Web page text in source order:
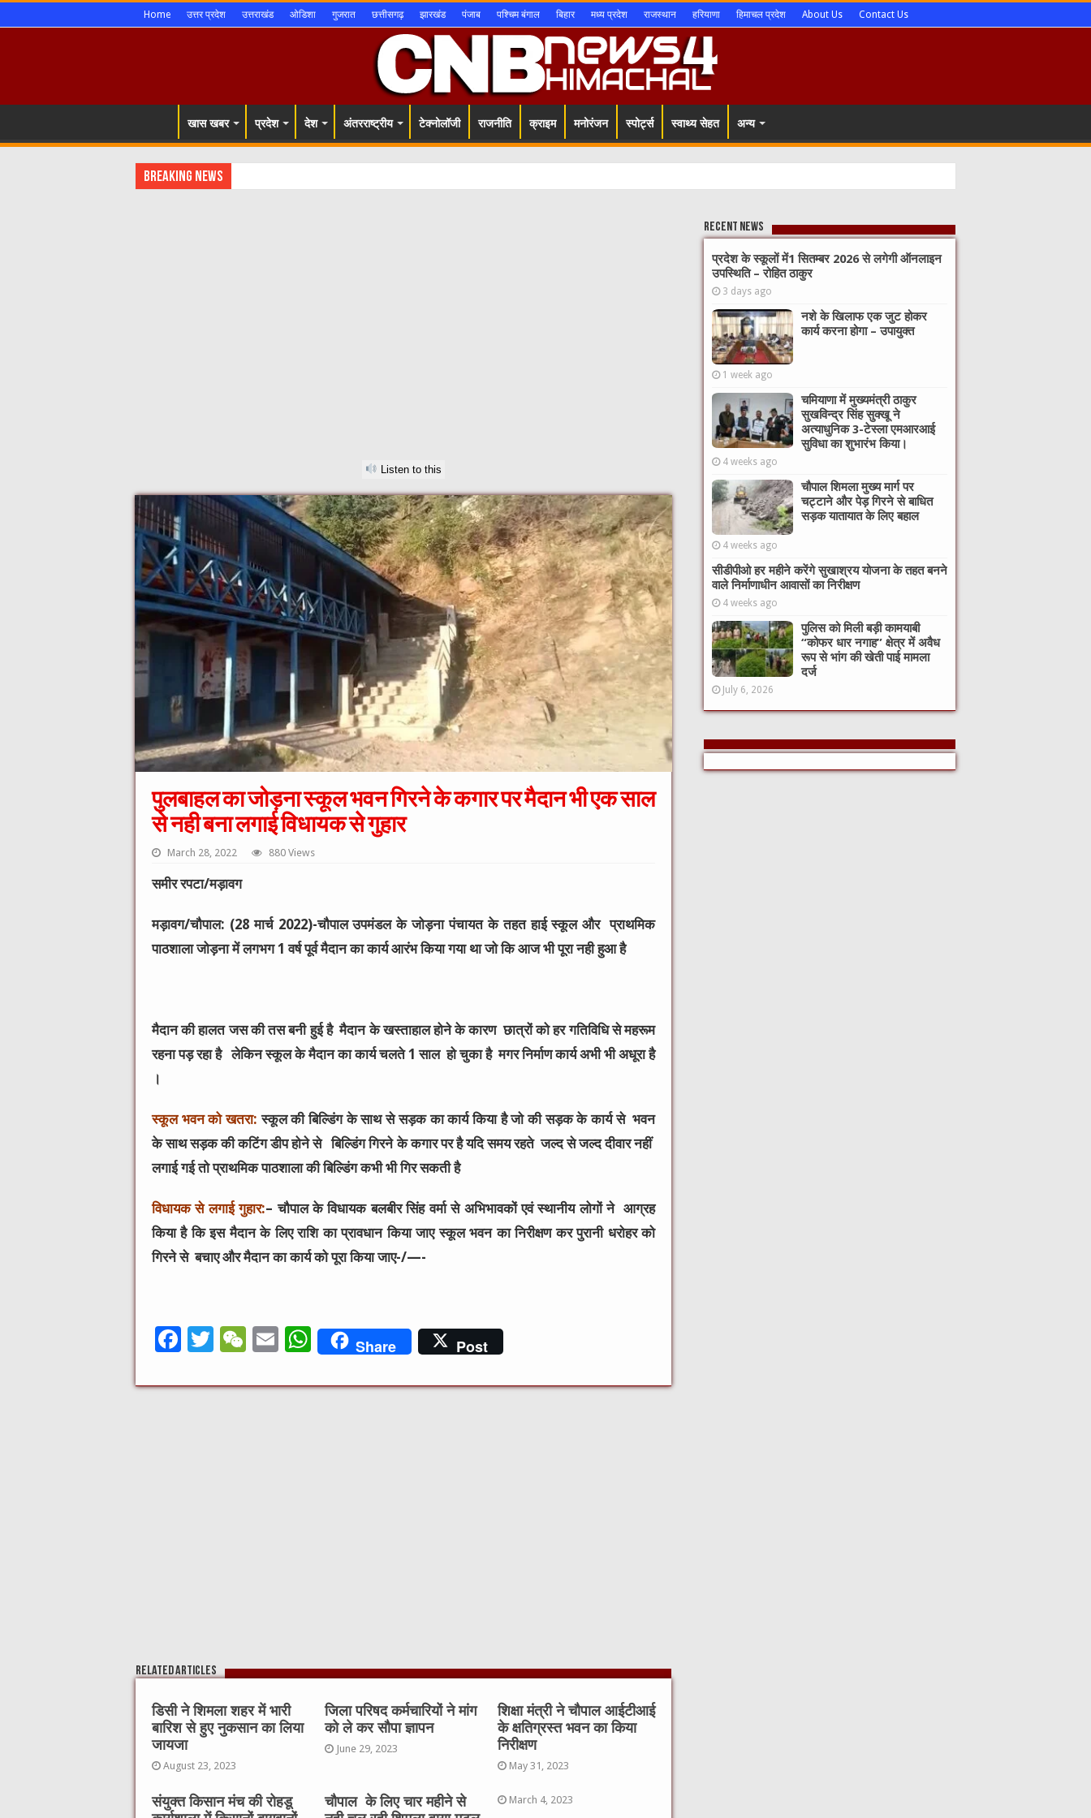
Home उत्तर प्रदेश उत्तराखंड ओडिशा गुजरात छत्तीसगढ़ झारखंड पंजाब पश्चिम बंगाल बिहार मध्य प्रदेश राजस्थान हरियाणा हिमाचल प्रदेश About Us Contact Us
खास खबर प्रदेश देश अंतरराष्ट्रीय टेक्नोलॉजी राजनीति क्राइम मनोरंजन स्पोर्ट्स स्वाथ्य सेहत अन्य
Breaking News
Listen to this
पुलबाहल का जोड़ना स्कूल भवन गिरने के कगार पर मैदान भी एक साल
से नही बना लगाई विधायक से गुहार
March 28, 2022 880 Views
समीर रपटा/मड़ावग
मड़ावग/चौपाल: (28 मार्च 2022)-चौपाल उपमंडल के जोड़ना पंचायत के तहत हाई स्कूल और प्राथमिक
पाठशाला जोड़ना में लगभग 1 वर्ष पूर्व मैदान का कार्य आरंभ किया गया था जो कि आज भी पूरा नही हुआ है
मैदान की हालत जस की तस बनी हुई है मैदान के खस्ताहाल होने के कारण छात्रों को हर गतिविधि से महरूम
रहना पड़ रहा है लेकिन स्कूल के मैदान का कार्य चलते 1 साल हो चुका है मगर निर्माण कार्य अभी भी अधूरा है
।
स्कूल भवन को खतरा: स्कूल की बिल्डिंग के साथ से सड़क का कार्य किया है जो की सड़क के कार्य से भवन
के साथ सड़क की कटिंग डीप होने से बिल्डिंग गिरने के कगार पर है यदि समय रहते जल्द से जल्द दीवार नहीं
लगाई गई तो प्राथमिक पाठशाला की बिल्डिंग कभी भी गिर सकती है
विधायक से लगाई गुहार:– चौपाल के विधायक बलबीर सिंह वर्मा से अभिभावकों एवं स्थानीय लोगों ने आग्रह
किया है कि इस मैदान के लिए राशि का प्रावधान किया जाए स्कूल भवन का निरीक्षण कर पुरानी धरोहर को
गिरने से बचाए और मैदान का कार्य को पूरा किया जाए-/—-
F
c
T
it
W
C
E
ai
W
at
Share Post
Related Articles
डिसी ने शिमला शहर में भारी
बारिश से हुए नुकसान का लिया
जायजा
August 23, 2023
जिला परिषद कर्मचारियों ने मांग
को ले कर सौपा ज्ञापन
June 29, 2023
शिक्षा मंत्री ने चौपाल आईटीआई
के क्षतिग्रस्त भवन का किया
निरीक्षण
May 31, 2023
संयुक्त किसान मंच की रोहडू
चौपाल के लिए चार महीने से
March 4, 2023
Recent News
प्रदेश के स्कूलों में1 सितम्बर 2026 से लगेगी ऑनलाइन
उपस्थिति – रोहित ठाकुर
3 days ago
नशे के खिलाफ एक जुट होकर
कार्य करना होगा – उपायुक्त
1 week ago
चमियाणा में मुख्यमंत्री ठाकुर
सुखविन्द्र सिंह सुक्खू ने
अत्याधुनिक 3-टेस्ला एमआरआई
सुविधा का शुभारंभ किया।
4 weeks ago
चौपाल शिमला मुख्य मार्ग पर
चट्टाने और पेड़ गिरने से बाधित
सड़क यातायात के लिए बहाल
4 weeks ago
सीडीपीओ हर महीने करेंगे सुखाश्रय योजना के तहत बनने
वाले निर्माणाधीन आवासों का निरीक्षण
4 weeks ago
पुलिस को मिली बड़ी कामयाबी
“कोफर धार नगाह” क्षेत्र में अवैध
रूप से भांग की खेती पाई मामला
दर्ज
July 6, 2026